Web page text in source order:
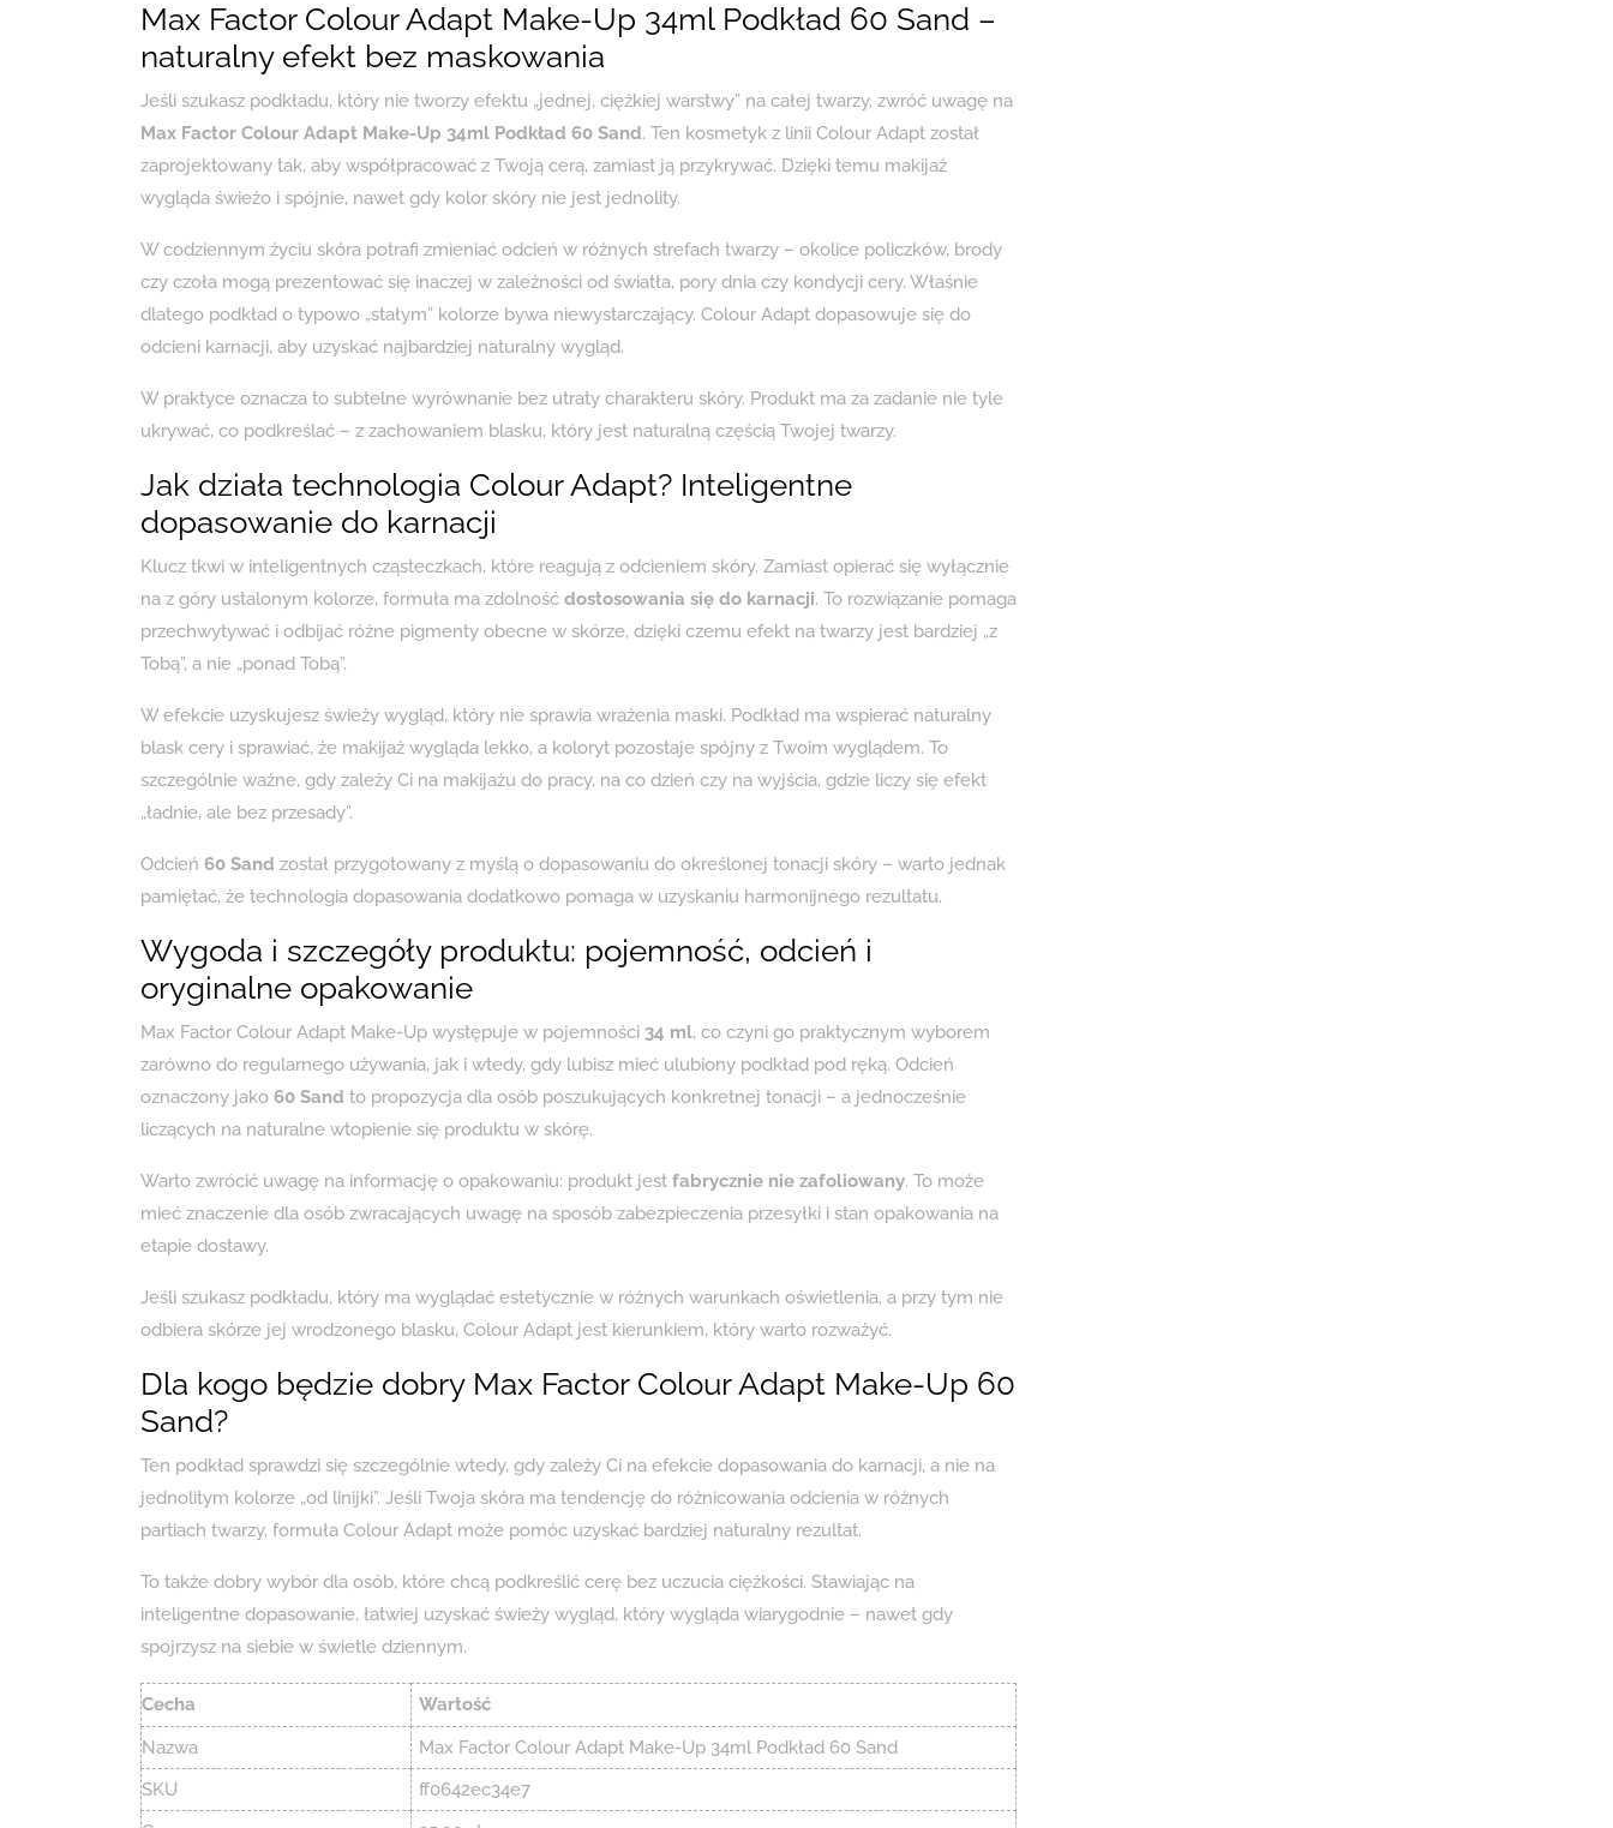
Max Factor Colour Adapt Make-Up 34ml Podkład 60 Sand –
naturalny efekt bez maskowania
Jeśli szukasz podkładu, który nie tworzy efektu „jednej, ciężkiej warstwy” na całej twarzy, zwróć uwagę na
Max Factor Colour Adapt Make-Up 34ml Podkład 60 Sand. Ten kosmetyk z linii Colour Adapt został
zaprojektowany tak, aby współpracować z Twoją cerą, zamiast ją przykrywać. Dzięki temu makijaż
wygląda świeżo i spójnie, nawet gdy kolor skóry nie jest jednolity.
W codziennym życiu skóra potrafi zmieniać odcień w różnych strefach twarzy – okolice policzków, brody
czy czoła mogą prezentować się inaczej w zależności od światła, pory dnia czy kondycji cery. Właśnie
dlatego podkład o typowo „stałym” kolorze bywa niewystarczający. Colour Adapt dopasowuje się do
odcieni karnacji, aby uzyskać najbardziej naturalny wygląd.
W praktyce oznacza to subtelne wyrównanie bez utraty charakteru skóry. Produkt ma za zadanie nie tyle
ukrywać, co podkreślać – z zachowaniem blasku, który jest naturalną częścią Twojej twarzy.
Jak działa technologia Colour Adapt? Inteligentne
dopasowanie do karnacji
Klucz tkwi w inteligentnych cząsteczkach, które reagują z odcieniem skóry. Zamiast opierać się wyłącznie
na z góry ustalonym kolorze, formuła ma zdolność dostosowania się do karnacji. To rozwiązanie pomaga
przechwytywać i odbijać różne pigmenty obecne w skórze, dzięki czemu efekt na twarzy jest bardziej „z
Tobą”, a nie „ponad Tobą”.
W efekcie uzyskujesz świeży wygląd, który nie sprawia wrażenia maski. Podkład ma wspierać naturalny
blask cery i sprawiać, że makijaż wygląda lekko, a koloryt pozostaje spójny z Twoim wyglądem. To
szczególnie ważne, gdy zależy Ci na makijażu do pracy, na co dzień czy na wyjścia, gdzie liczy się efekt
„ładnie, ale bez przesady”.
Odcień 60 Sand został przygotowany z myślą o dopasowaniu do określonej tonacji skóry – warto jednak
pamiętać, że technologia dopasowania dodatkowo pomaga w uzyskaniu harmonijnego rezultatu.
Wygoda i szczegóły produktu: pojemność, odcień i
oryginalne opakowanie
Max Factor Colour Adapt Make-Up występuje w pojemności 34 ml, co czyni go praktycznym wyborem
zarówno do regularnego używania, jak i wtedy, gdy lubisz mieć ulubiony podkład pod ręką. Odcień
oznaczony jako 60 Sand to propozycja dla osób poszukujących konkretnej tonacji – a jednocześnie
liczących na naturalne wtopienie się produktu w skórę.
Warto zwrócić uwagę na informację o opakowaniu: produkt jest fabrycznie nie zafoliowany. To może
mieć znaczenie dla osób zwracających uwagę na sposób zabezpieczenia przesyłki i stan opakowania na
etapie dostawy.
Jeśli szukasz podkładu, który ma wyglądać estetycznie w różnych warunkach oświetlenia, a przy tym nie
odbiera skórze jej wrodzonego blasku, Colour Adapt jest kierunkiem, który warto rozważyć.
Dla kogo będzie dobry Max Factor Colour Adapt Make-Up 60
Sand?
Ten podkład sprawdzi się szczególnie wtedy, gdy zależy Ci na efekcie dopasowania do karnacji, a nie na
jednolitym kolorze „od linijki”. Jeśli Twoja skóra ma tendencję do różnicowania odcienia w różnych
partiach twarzy, formuła Colour Adapt może pomóc uzyskać bardziej naturalny rezultat.
To także dobry wybór dla osób, które chcą podkreślić cerę bez uczucia ciężkości. Stawiając na
inteligentne dopasowanie, łatwiej uzyskać świeży wygląd, który wygląda wiarygodnie – nawet gdy
spojrzysz na siebie w świetle dziennym.
Cecha
Wartość
Nazwa
Max Factor Colour Adapt Make-Up 34ml Podkład 60 Sand
SKU
ff0642ec34e7